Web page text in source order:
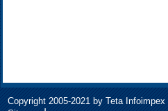
Copyright 2005-2021 by Teta Infoimpex |